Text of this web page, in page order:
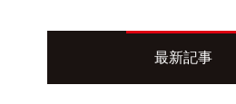
最新記事